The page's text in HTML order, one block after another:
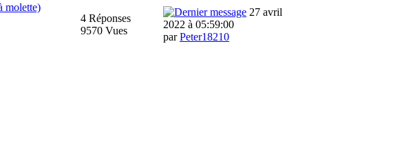
molette)
4 Réponses
9570 Vues
27 avril
2022 à 05:59:00
parPeter18210